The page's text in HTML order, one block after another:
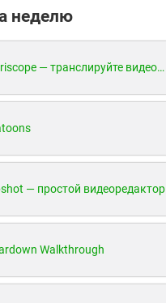
неделю
Periscope — транслируйте видео в реальном времени!
— простой видеоредактор
Walkthrough